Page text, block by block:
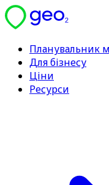
Планувальник
Для бізнесу
Ціни
Ресурси